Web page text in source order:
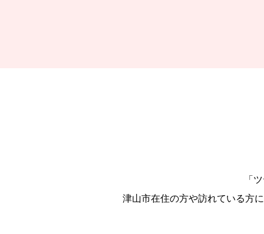
「
津山市在住の方や訪れている方